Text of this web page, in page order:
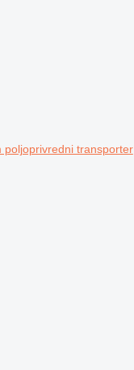
poljoprivredni transporter